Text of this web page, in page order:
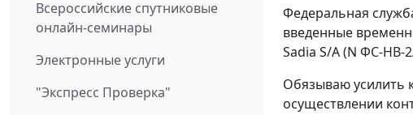
Всероссийские спутниковые
онлайн-семинары
Электронные услуги
"Экспресс Проверка"
Федеральная
введенные
Sadia S/A (N ФС-НВ-
Обязываю усилить
осуществлении